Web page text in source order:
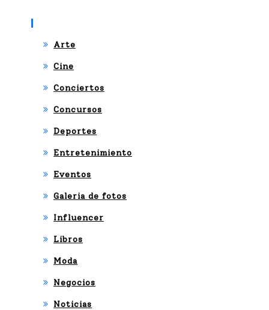
Arte
Cine
Conciertos
Concursos
Deportes
Entretenimiento
Eventos
Galeria de fotos
Influencer
Libros
Moda
Negocios
Noticias